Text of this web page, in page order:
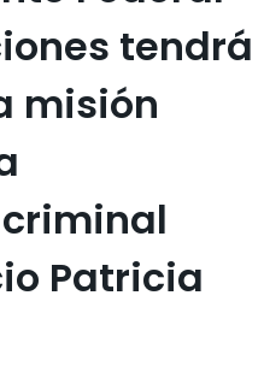
tendrá
misión
Patricia